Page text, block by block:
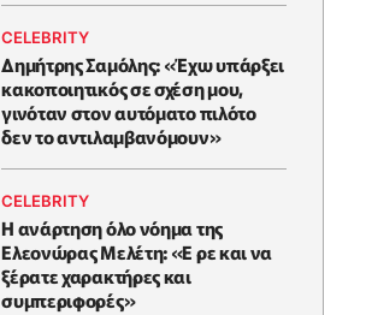
CELEBRITY
Δημήτρης Σαμόλης: «Έχω υπάρξει
κακοποιητικός σε σχέση μου,
γινόταν στον αυτόματο πιλότο
δεν το αντιλαμβανόμουν»
CELEBRITY
Η ανάρτηση όλο νόημα της
Ελεονώρας Μελέτη: «Ε ρε και να
ξέρατε χαρακτήρες και
συμπεριφορές»